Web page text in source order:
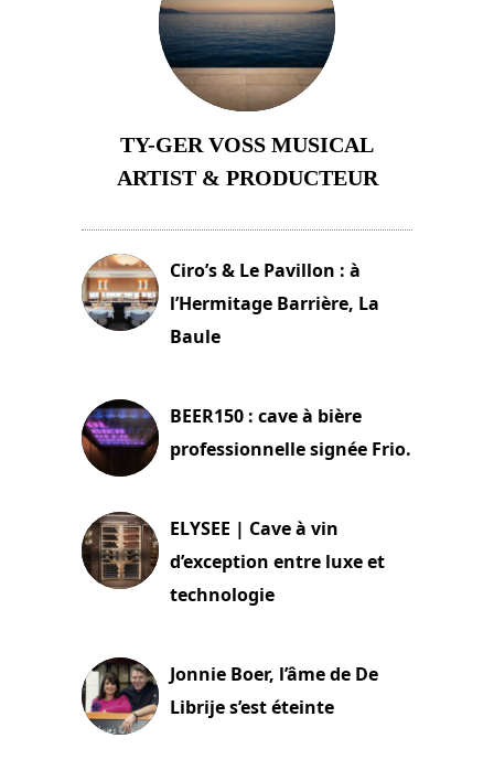
TY-GER VOSS MUSICAL
ARTIST & PRODUCTEUR
Ciro’s & Le Pavillon : à
l’Hermitage Barrière, La
Baule
BEER150 : cave à bière
professionnelle signée Frio.
ELYSEE | Cave à vin
d’exception entre luxe et
technologie
Jonnie Boer, l’âme de De
Librije s’est éteinte